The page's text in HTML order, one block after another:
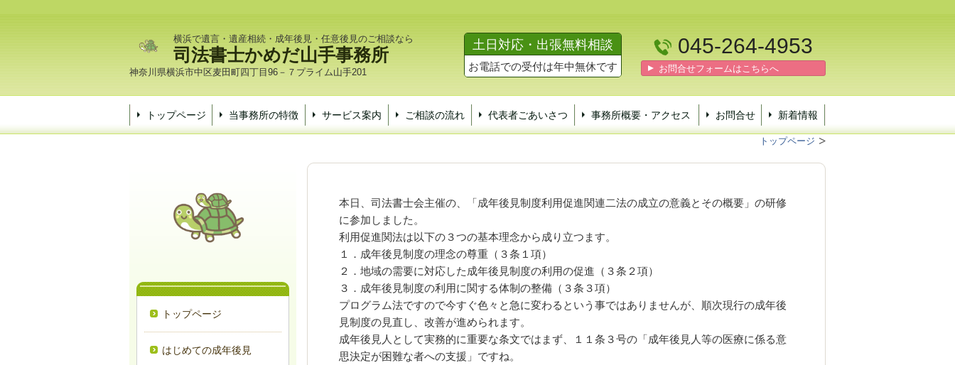
横浜で遺言・遺産相続・成年後見・任意後見のご相談なら
司法書士かめだ山手事務所
神奈川県横浜市中区麦田町四丁目96－７プライム山手201
土日対応・出張無料相談
お電話での受付は年中無休です
045-264-4953
お問合せフォームはこちらへ
トップページ 当事務所の特徴 サービス案内 ご相談の流れ 代表者ごあいさつ 事務所概要・アクセス お問合せ 新着情報
トップページ
本日、司法書士会主催の、「成年後見制度利用促進関連二法の成立の意義とその概要」の研修
に参加しました。
利用促進関法は以下の３つの基本理念から成り立つます。
１．成年後見制度の理念の尊重（３条１項）
２．地域の需要に対応した成年後見制度の利用の促進（３条２項）
３．成年後見制度の利用に関する体制の整備（３条３項）
プログラム法ですので今すぐ色々と急に変わるという事ではありませんが、順次現行の成年後
見制度の見直し、改善が進められます。
成年後見人として実務的に重要な条文ではまず、１１条３号の「成年後見人等の医療に係る意
思決定が困難な者への支援」ですね。
トップページ
はじめての成年後見